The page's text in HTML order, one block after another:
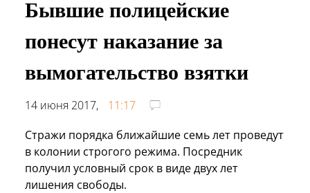
Бывшие полицейские
понесут наказание за
вымогательство взятки
14 июня 2017,
11:17
Стражи порядка ближайшие семь лет проведут
в колонии строгого режима. Посредник
получил условный срок в виде двух лет
лишения свободы.